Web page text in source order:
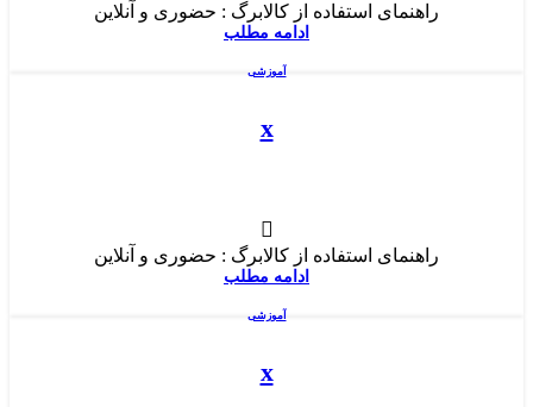
راهنمای استفاده از کالابرگ : حضوری و آنلاین
ادامه مطلب
آموزشی
x
راهنمای استفاده از کالابرگ : حضوری و آنلاین
ادامه مطلب
آموزشی
x